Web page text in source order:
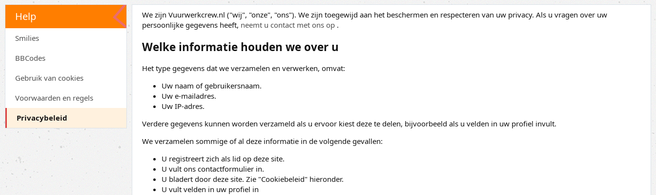
Help
Smilies
BBCodes
Gebruik van cookies
Voorwaarden en regels
Privacybeleid
We zijn Vuurwerkcrew.nl ("wij", "onze", "ons"). We zijn toegewijd aan het beschermen en respecteren van uw privacy. Als u vragen over uw
persoonlijke gegevens heeft, neemt u contact met ons op .
Welke informatie houden we over u
Het type gegevens dat we verzamelen en verwerken, omvat:
Uw naam of gebruikersnaam.
Uw e-mailadres.
Uw IP-adres.
Verdere gegevens kunnen worden verzameld als u ervoor kiest deze te delen, bijvoorbeeld als u velden in uw profiel invult.
We verzamelen sommige of al deze informatie in de volgende gevallen:
U registreert zich als lid op deze site.
U vult ons contactformulier in.
U bladert door deze site. Zie "Cookiebeleid" hieronder.
U vult velden in uw profiel in